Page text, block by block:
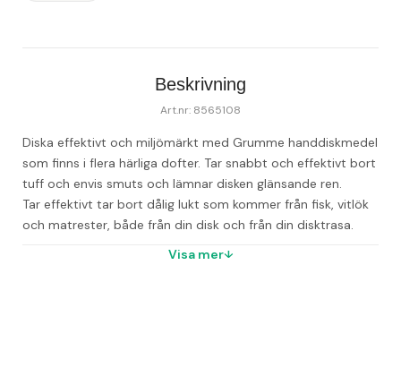
Beskrivning
Art.nr: 8565108
Diska effektivt och miljömärkt med Grumme handdiskmedel
som finns i flera härliga dofter. Tar snabbt och effektivt bort
tuff och envis smuts och lämnar disken glänsande ren.
Tar effektivt tar bort dålig lukt som kommer från fisk, vitlök
och matrester, både från din disk och från din disktrasa.
Visa mer